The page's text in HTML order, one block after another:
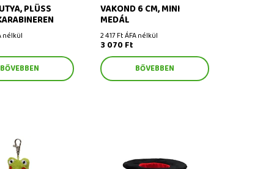
PLÜSS
nélkül
BŐVEBBEN
VAKOND 6 CM, MINI
MEDÁL
2 417 Ft ÁFA nélkül
3 070 Ft
BŐVEBBEN
plüss medál
(Vakond)
Bob és Bob sapkája, 10 cm,
plüssjáték